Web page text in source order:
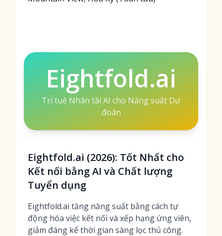
Eightfold.ai
Trí tuệ Nhân tài AI cho Năng suất Dự
đoán
Eightfold.ai (2026): Tốt Nhất cho
Kết nối bằng AI và Chất lượng
Tuyển dụng
Eightfold.ai tăng năng suất bằng cách tự
động hóa việc kết nối và xếp hạng ứng viên,
giảm đáng kể thời gian sàng lọc thủ công.